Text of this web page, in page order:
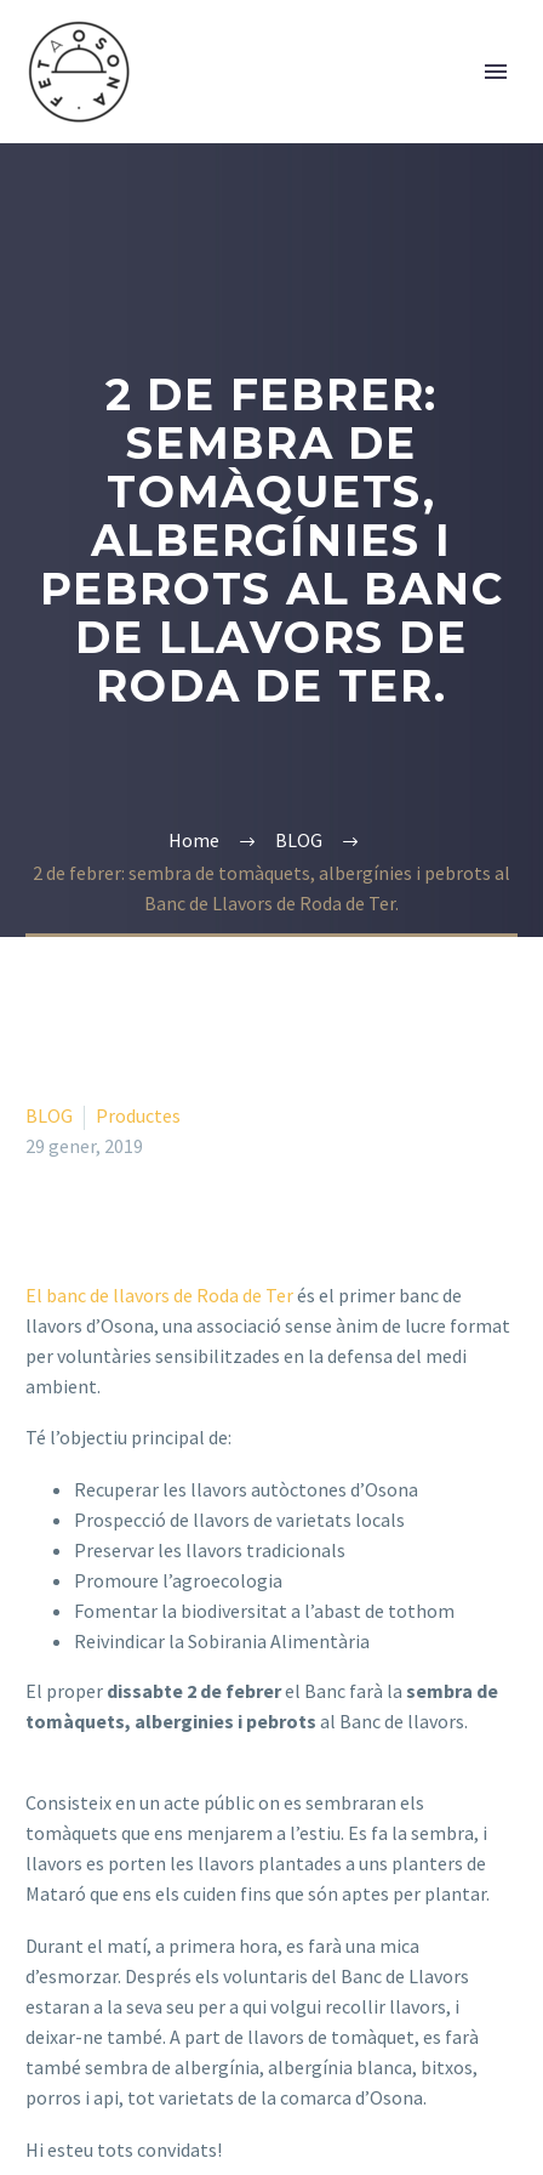
2 DE FEBRER:
SEMBRA DE
TOMÀQUETS,
ALBERGÍNIES I
PEBROTS AL BANC
DE LLAVORS DE
RODA DE TER.
Home
BLOG
2 de febrer: sembra de tomàquets, albergínies i pebrots al
Banc de Llavors de Roda de Ter.
BLOG
Productes
29 gener, 2019
El banc de llavors de Roda de Terés el primer banc de
llavors d’Osona, una associació sense ànim de lucre format
per voluntàries sensibilitzades en la defensa del medi
ambient.
Té l’objectiu principal de:
Recuperar les llavors autòctones d’Osona
Prospecció de llavors de varietats locals
Preservar les llavors tradicionals
Promoure l’agroecologia
Fomentar la biodiversitat a l’abast de tothom
Reivindicar la Sobirania Alimentària
El proper dissabte 2 de febrerel Banc farà la sembra de
tomàquets, alberginies i pebrots al Banc de llavors.
Consisteix en un acte públic on es sembraran els
tomàquets que ens menjarem a l’estiu. Es fa la sembra, i
llavors es porten les llavors plantades a uns planters de
Mataró que ens els cuiden fins que són aptes per plantar.
Durant el matí, a primera hora, es farà una mica
d’esmorzar. Després els voluntaris del Banc de Llavors
estaran a la seva seu per a qui volgui recollir llavors, i
deixar-ne també. A part de llavors de tomàquet, es farà
també sembra de albergínia, albergínia blanca, bitxos,
porros i api, tot varietats de la comarca d’Osona.
Hi esteu tots convidats!